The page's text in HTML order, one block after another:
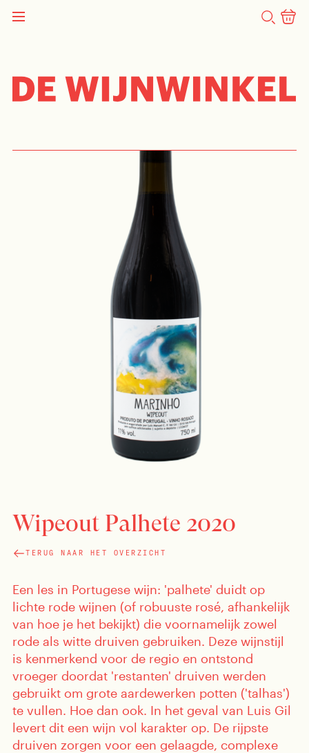
Wipeout Palhete 2020
TERUG NAAR HET OVERZICHT
Een les in Portugese wijn: 'palhete' duidt op
lichte rode wijnen (of robuuste rosé, afhankelijk
van hoe je het bekijkt) die voornamelijk zowel
rode als witte druiven gebruiken. Deze wijnstijl
is kenmerkend voor de regio en ontstond
vroeger doordat 'restanten' druiven werden
gebruikt om grote aardewerken potten ('talhas')
te vullen. Hoe dan ook. In het geval van Luis Gil
levert dit een wijn vol karakter op. De rijpste
druiven zorgen voor een gelaagde, complexe